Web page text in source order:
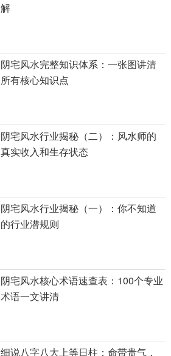
解
阴宅风水完整知识体系：一张图讲清
所有核心知识点
阴宅风水行业揭秘（二）：风水师的
真实收入和生存状态
阴宅风水行业揭秘（一）：你不知道
的行业潜规则
阴宅风水核心术语速查表：100个专业
术语一文讲清
细说八字八大上等日柱：命带贵气，